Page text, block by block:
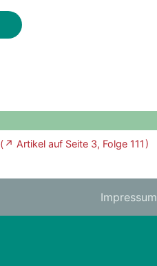
( ↗ Artikel auf Seite 3, Folge 111 )
Impressum